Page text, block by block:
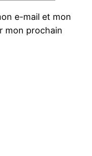
e-mail et mon
mon prochain